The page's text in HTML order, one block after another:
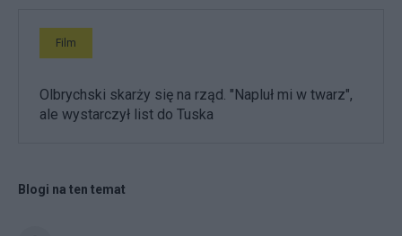
Film
Olbrychski skarży się na rząd. "Napluł mi w twarz",
ale wystarczył list do Tuska
Blogi na ten temat